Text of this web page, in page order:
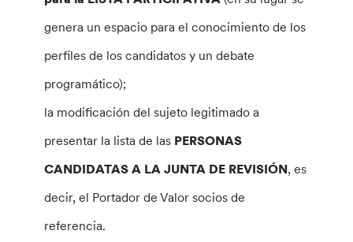
genera un espacio para el conocimiento de los
perfiles de los candidatos y un debate
programático);
la modificación del sujeto legitimado a
presentar la lista de las PERSONAS
CANDIDATAS A LA JUNTA DE REVISIÓN, es
decir, el Portador de Valor socios de
referencia.